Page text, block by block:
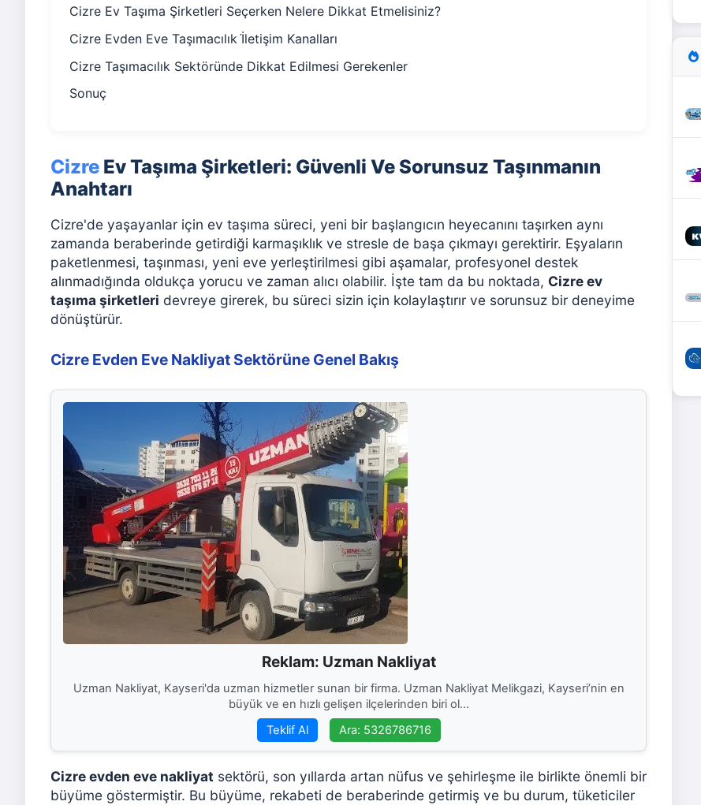
Cizre Ev Taşıma Şirketleri Seçerken Nelere Dikkat Etmelisiniz?
Cizre Evden Eve Taşımacılık İ̇letişim Kanalları
Cizre Taşımacılık Sektöründe Dikkat Edilmesi Gerekenler
Sonuç
Cizre Ev Taşıma Şirketleri: Güvenli Ve Sorunsuz Taşınmanın
Anahtarı
Cizre'de yaşayanlar için ev taşıma süreci, yeni bir başlangıcın heyecanını taşırken aynı
zamanda beraberinde getirdiği karmaşıklık ve stresle de başa çıkmayı gerektirir. Eşyaların
paketlenmesi, taşınması, yeni eve yerleştirilmesi gibi aşamalar, profesyonel destek
alınmadığında oldukça yorucu ve zaman alıcı olabilir. İşte tam da bu noktada, Cizre ev
taşıma şirketleri devreye girerek, bu süreci sizin için kolaylaştırır ve sorunsuz bir deneyime
dönüştürür.
Cizre Evden Eve Nakliyat Sektörüne Genel Bakış
Reklam: Uzman Nakliyat
Uzman Nakliyat, Kayseri'da uzman hizmetler sunan bir firma. Uzman Nakliyat Melikgazi, Kayseri’nin en
büyük ve en hızlı gelişen ilçelerinden biri ol...
Teklif Al
Ara: 5326786716
Cizre evden eve nakliyat sektörü, son yıllarda artan nüfus ve şehirleşme ile birlikte önemli bir
büyüme göstermiştir. Bu büyüme, rekabeti de beraberinde getirmiş ve bu durum, tüketiciler